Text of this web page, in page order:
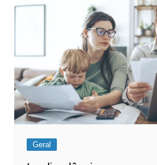
Geral